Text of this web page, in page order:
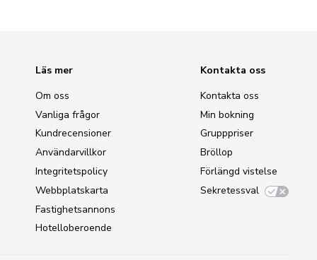
Läs mer
Om oss
Vanliga frågor
Kundrecensioner
Användarvillkor
Integritetspolicy
Webbplatskarta
Fastighetsannons
Hotelloberoende
Kontakta oss
Kontakta oss
Min bokning
Grupppriser
Bröllop
Förlängd vistelse
Sekretessval